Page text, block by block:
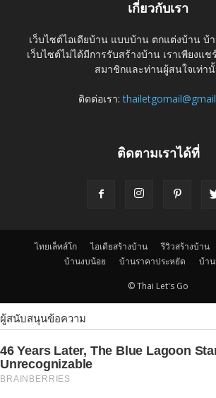
เกี่ยวกับเรา
เว็บไซต์ไอเดียบ้าน แบบบ้าน ตกแต่งบ้าน
เว็บไซต์ไม่ได้มีการรับสร้างบ้าน เราเพียงแช
สมาชิกและท่านผู้สนใจเท่า
ติดต่อเรา:
ติดตามเราได้ที่
ไทยเล็ทส์โก ไอเดียสร้างบ้าน รีวิวสร้างบ้าน
บ้านงบน้อย
บ้านราคาประหยัด บ้า
© Thai Let's Go